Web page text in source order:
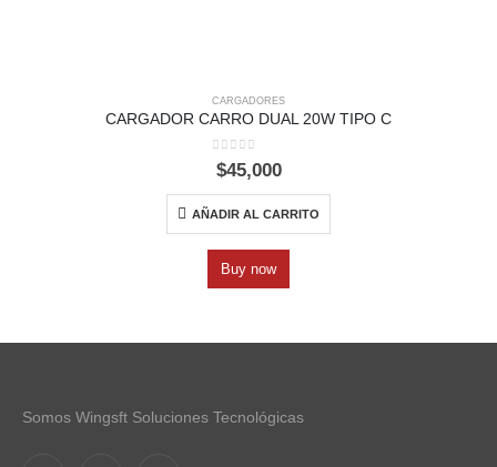
CARGADORES
CARGADOR CARRO DUAL 20W TIPO C
0out of 5
$45,000
AÑADIR AL CARRITO
Buy now
Somos Wingsft Soluciones Tecnológicas